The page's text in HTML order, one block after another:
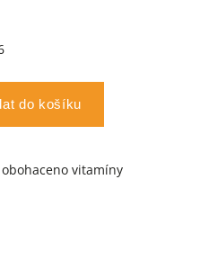
do košíku
vitamíny